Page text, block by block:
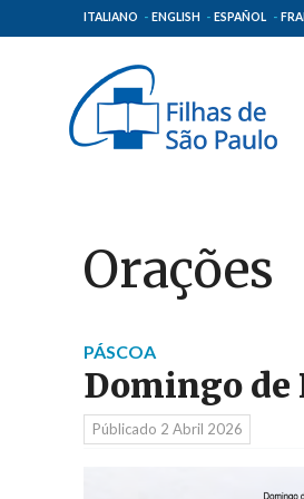
ITALIANO ENGLISH ESPAÑOL
Orações
PÁSCOA
Domingo de
Públicado 2 Abril 2026